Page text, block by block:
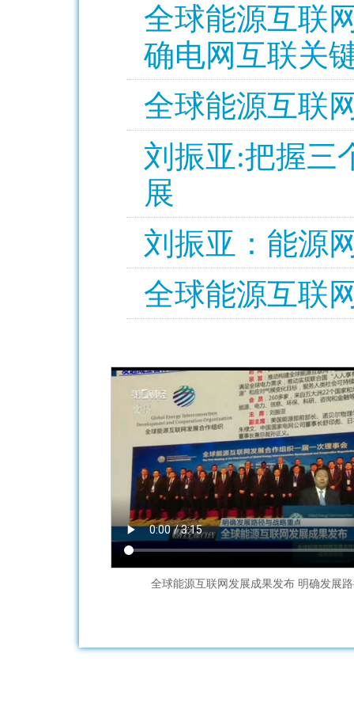
全球能源互联
确电网互联关
全球能源互联
刘振亚:把握三
展
刘振亚：能源
全球能源互联
全球能源互联网发展成果发布 明确发展